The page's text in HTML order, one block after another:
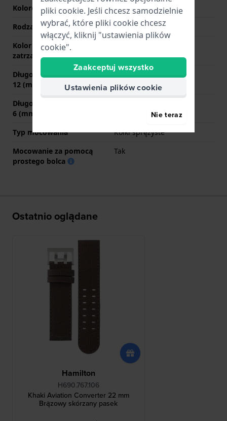
Kolorowe szwy
brązowy
Rodzaj zapięcia
Sprzączka
Kolor zapięcia
zatrzaskowego
Długość paska na godzinie
12 (mm)
80 mm
Długość paska na godzinie
6 (mm)
Typ mocowania
Kołki sprężyste
Mocowanie za pomocą
prostego bolca
Tak
Ostatnio oglądane
Hamilton
H690.767.106
Khaki Aviation Converter 22 mm
Brązowy skórzany pasek
pliki cookie. Jeśli chcesz samodzielnie
wybrać, które pliki cookie chcesz
włączyć, kliknij "ustawienia plików
cookie".
Zaakceptuj wszystko
Ustawienia plików cookie
Nie teraz